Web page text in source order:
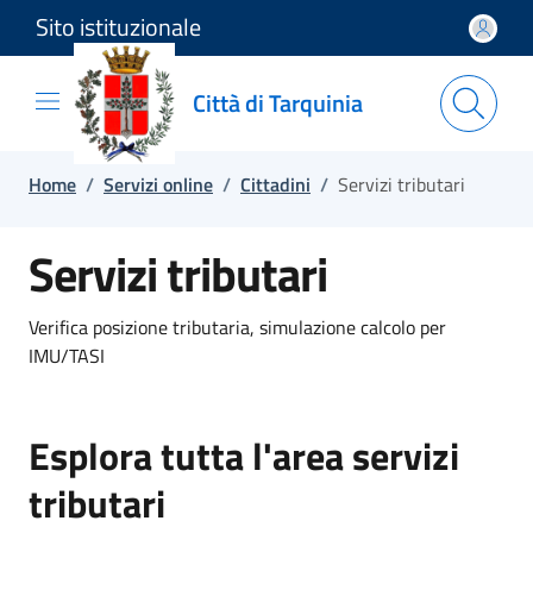
Salta e vai al contenuto
Salta e vai al footer
Sito istituzionale
Città di Tarquinia
Home / Servizi online / Cittadini / Servizi tributari
Servizi tributari
Verifica posizione tributaria, simulazione calcolo per
IMU/TASI
Esplora tutta l'area servizi
tributari